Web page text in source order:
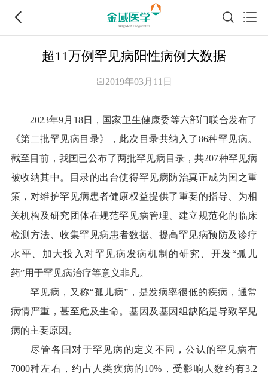
超11万例罕见病阳性病例大数据
2019年03月11日
2023年9月18日，国家卫生健康委等六部门联合发布了
《第二批罕见病目录》，此次目录共纳入了86种罕见病。
截至目前，我国已公布了两批罕见病目录，共207种罕见病
被收纳其中。目录的出台使得罕见病防治真正成为国之重
策，对维护罕见病患者健康权益提供了重要的指导、为相
关机构及研究团体在规范罕见病管理、建立规范化的临床
检测方法、收集罕见病患者数据、提高罕见病预防及诊疗
水平、加大投入对罕见病发病机制的研究、开发“孤儿
药”用于罕见病治疗等意义非凡。
罕见病，又称“孤儿病”，是发病率很低的疾病，通常
病情严重，甚至危及生命。基因及基因组缺陷是导致罕见
病的主要原因。
尽管各国对于罕见病的定义不同，公认的罕见病有
7000种左右，约占人类疾病的10%，受影响人数约有3.2